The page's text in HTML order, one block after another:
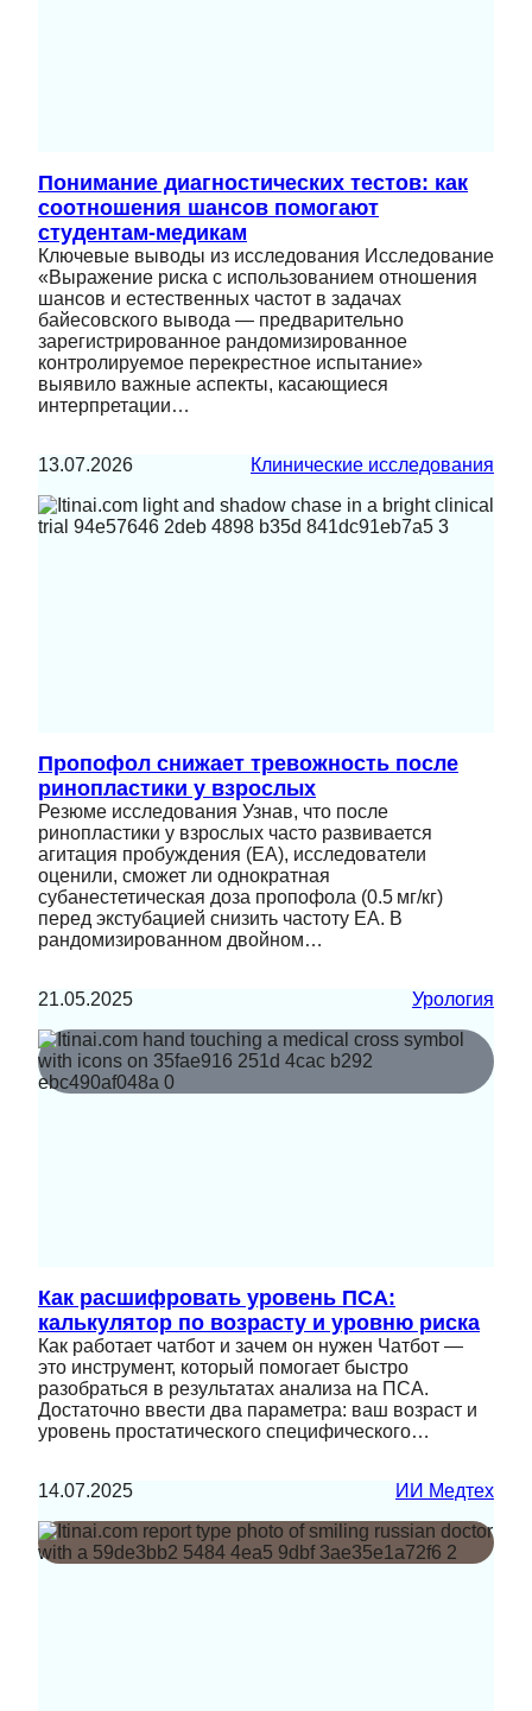
Понимание диагностических тестов: как
соотношения шансов помогают
студентам-медикам
Ключевые выводы из исследования Исследование
«Выражение риска с использованием отношения
шансов и естественных частот в задачах
байесовского вывода — предварительно
зарегистрированное рандомизированное
контролируемое перекрестное испытание»
выявило важные аспекты, касающиеся
интерпретации…
13.07.2026 Клинические исследования
Пропофол снижает тревожность после
ринопластики у взрослых
Резюме исследования Узнав, что после
ринопластики у взрослых часто развивается
агитация пробуждения (EA), исследователи
оценили, сможет ли однократная
субанестетическая доза пропофола (0.5 мг/кг)
перед экстубацией снизить частоту EA. В
рандомизированном двойном…
21.05.2025 Урология
Как расшифровать уровень ПСА:
калькулятор по возрасту и уровню риска
Как работает чатбот и зачем он нужен Чатбот —
это инструмент, который помогает быстро
разобраться в результатах анализа на ПСА.
Достаточно ввести два параметра: ваш возраст и
уровень простатического специфического…
14.07.2025 ИИ Медтех